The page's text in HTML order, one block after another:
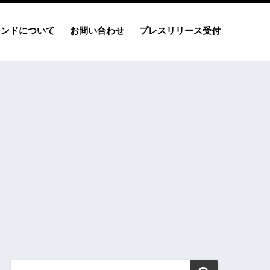
ドについて お問い合わせ プレスリリース受付